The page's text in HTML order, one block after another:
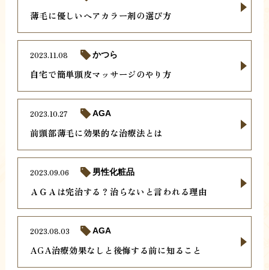
薄毛に優しいヘアカラー剤の選び方
自宅で簡単頭皮マッサージのやり方
2023.11.08 かつら
前頭部薄毛に効果的な治療法とは
2023.10.27 AGA
ＡＧＡは完治する？治らないと言われる理由
2023.09.06 男性化粧品
AGA治療効果なしと後悔する前に知ること
2023.08.03 AGA